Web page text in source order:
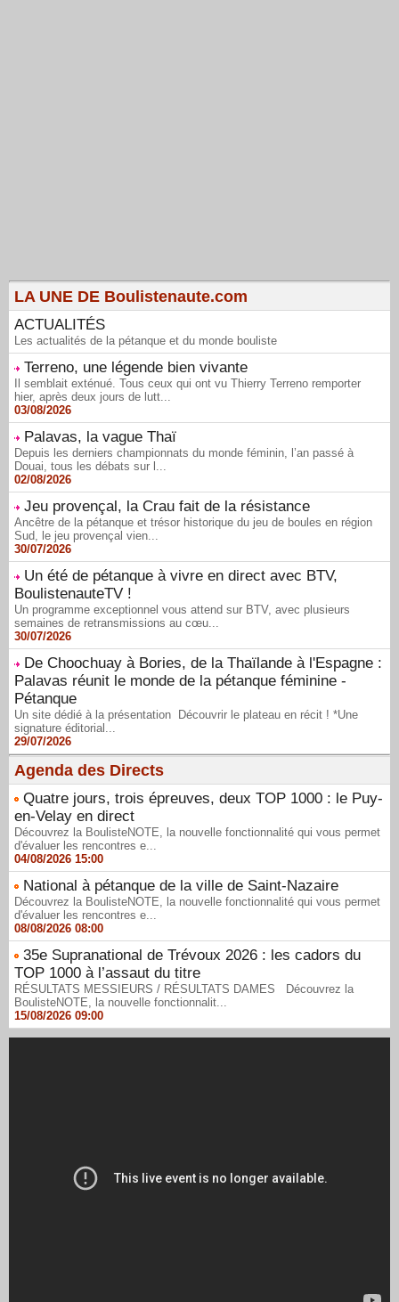
LA UNE DE Boulistenaute.com
ACTUALITÉS
Les actualités de la pétanque et du monde bouliste
Terreno, une légende bien vivante
Il semblait exténué. Tous ceux qui ont vu Thierry Terreno remporter
hier, après deux jours de lutt...
03/08/2026
Palavas, la vague Thaï
Depuis les derniers championnats du monde féminin, l’an passé à
Douai, tous les débats sur l...
02/08/2026
Jeu provençal, la Crau fait de la résistance
Ancêtre de la pétanque et trésor historique du jeu de boules en région
Sud, le jeu provençal vien...
30/07/2026
Un été de pétanque à vivre en direct avec BTV,
BoulistenauteTV !
Un programme exceptionnel vous attend sur BTV, avec plusieurs
semaines de retransmissions au cœu...
30/07/2026
De Choochuay à Bories, de la Thaïlande à l'Espagne :
Palavas réunit le monde de la pétanque féminine -
Pétanque
Un site dédié à la présentation Découvrir le plateau en récit ! *Une
signature éditorial...
29/07/2026
Agenda des Directs
Quatre jours, trois épreuves, deux TOP 1000 : le Puy-
en-Velay en direct
Découvrez la BoulisteNOTE, la nouvelle fonctionnalité qui vous permet
d'évaluer les rencontres e...
04/08/2026 15:00
National à pétanque de la ville de Saint-Nazaire
Découvrez la BoulisteNOTE, la nouvelle fonctionnalité qui vous permet
d'évaluer les rencontres e...
08/08/2026 08:00
35e Supranational de Trévoux 2026 : les cadors du
TOP 1000 à l’assaut du titre
RÉSULTATS MESSIEURS / RÉSULTATS DAMES Découvrez la
BoulisteNOTE, la nouvelle fonctionnalit...
15/08/2026 09:00